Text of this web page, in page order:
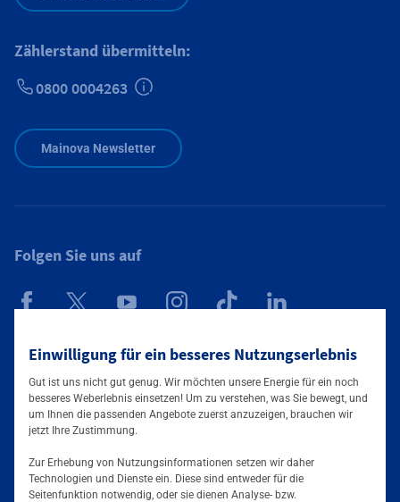
Einwilligung für ein besseres Nutzungserlebnis
Gut ist uns nicht gut genug. Wir möchten unsere Energie für ein noch
besseres Weberlebnis einsetzen! Um zu verstehen, was Sie bewegt, und
um Ihnen die passenden Angebote zuerst anzuzeigen, brauchen wir
jetzt Ihre Zustimmung.
Zur Erhebung von Nutzungsinformationen setzen wir daher
Technologien und Dienste ein. Diese sind entweder für die
Seitenfunktion notwendig, oder sie dienen Analyse- bzw.
Zählerstand übermitteln:
0800 0004263
Mainova Newsletter
Folgen Sie uns auf
Mainova App